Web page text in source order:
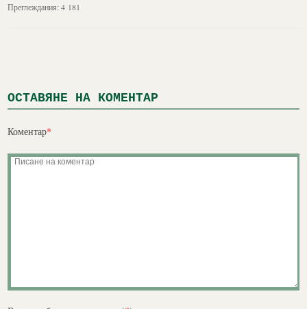
Преглеждания:4 181
ОСТАВЯНЕ НА КОМЕНТАР
Коментар*